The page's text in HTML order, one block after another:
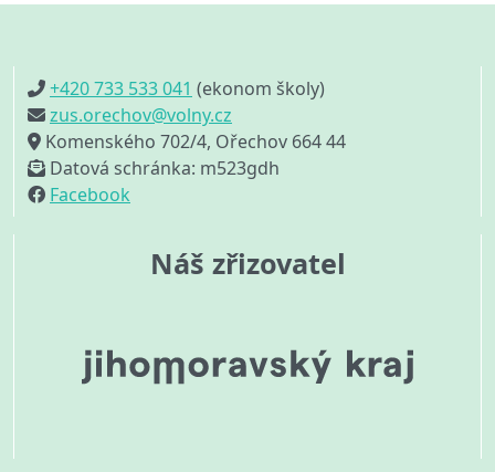
+420 733 533 041 (ekonom školy)
zus.orechov@volny.cz
Komenského 702/4, Ořechov 664 44
Datová schránka: m523gdh
Facebook
Náš zřizovatel